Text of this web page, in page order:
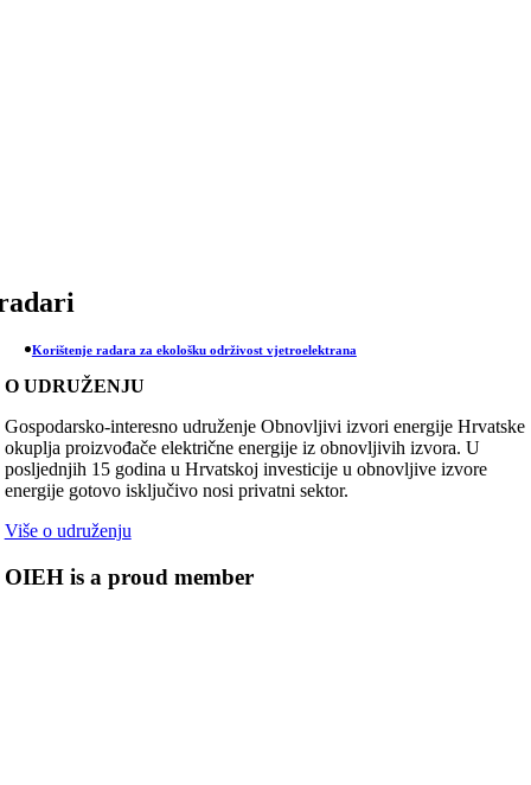
Korištenje radara za ekološku održivost vjetroelektrana
O UDRUŽENJU
Gospodarsko-interesno udruženje Obnovljivi izvori energije Hrvatske
okuplja proizvođače električne energije iz obnovljivih izvora. U
posljednjih 15 godina u Hrvatskoj investicije u obnovljive izvore
energije gotovo isključivo nosi privatni sektor.
Više o udruženju
OIEH is a proud member